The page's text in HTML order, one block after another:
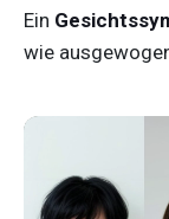
Ein
wie